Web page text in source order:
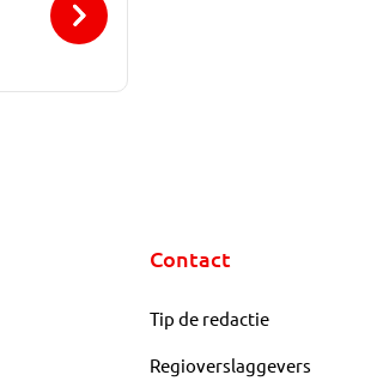
Contact
Tip de redactie
Regioverslaggevers